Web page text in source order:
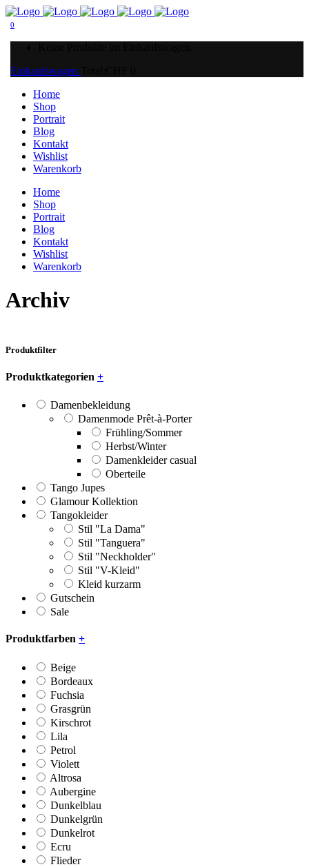
0
Einkaufswagen
Home
Shop
Portrait
Blog
Kontakt
Wishlist
Warenkorb
Home
Shop
Portrait
Blog
Kontakt
Wishlist
Warenkorb
Archiv
Produktfilter
Produktkategorien +
Damenbekleidung
Damenmode Prêt-à-Porter
Frühling/Sommer
Herbst/Winter
Damenkleider casual
Oberteile
Tango Jupes
Glamour Kollektion
Tangokleider
Stil "La Dama"
Stil "Tanguera"
Stil "Neckholder"
Stil "V-Kleid"
Kleid kurzarm
Gutschein
Sale
Produktfarben +
Beige
Bordeaux
Fuchsia
Grasgrün
Kirschrot
Lila
Petrol
Violett
Altrosa
Aubergine
Dunkelblau
Dunkelgrün
Dunkelrot
Ecru
Flieder